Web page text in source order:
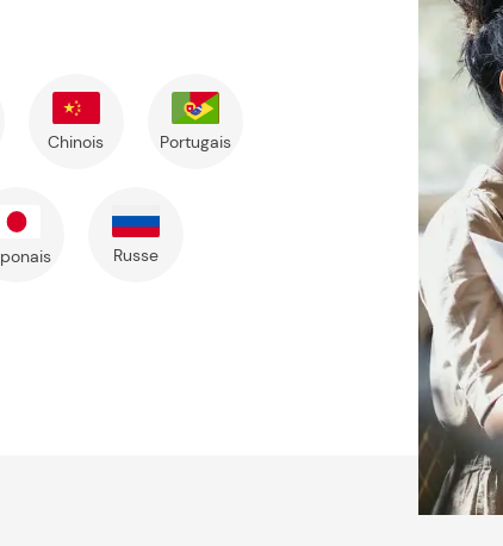
Chinois Portugais
Russe